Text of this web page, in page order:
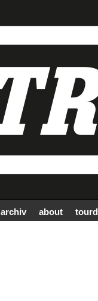
archiv about